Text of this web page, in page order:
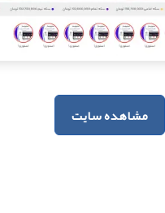
مشاهده سایت